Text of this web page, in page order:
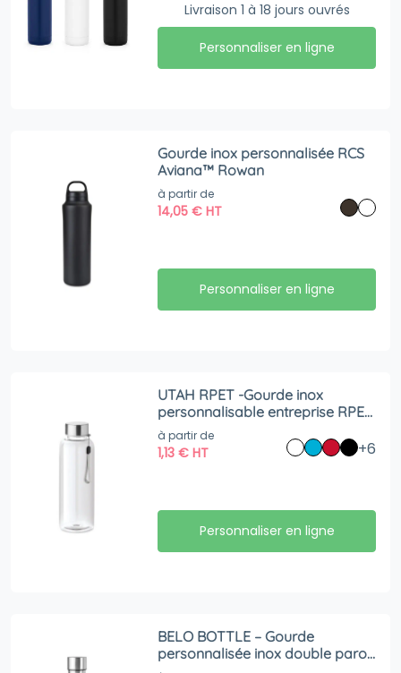
Livraison 1 à 18 jours ouvrés
Personnaliser en ligne
Gourde inox personnalisée RCS
Aviana™ Rowan
à partir de
14,05€ HT
Personnaliser en ligne
UTAH RPET -Gourde inox
personnalisable entreprise RPET
bottle 500ml
à partir de
1,13€ HT +6
Personnaliser en ligne
BELO BOTTLE – Gourde
personnalisée inox double paroi